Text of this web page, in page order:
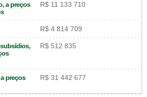
a preços
R$ 11 133 710
R$ 4 814 709
R$ 512 835
preços
R$ 31 442 677